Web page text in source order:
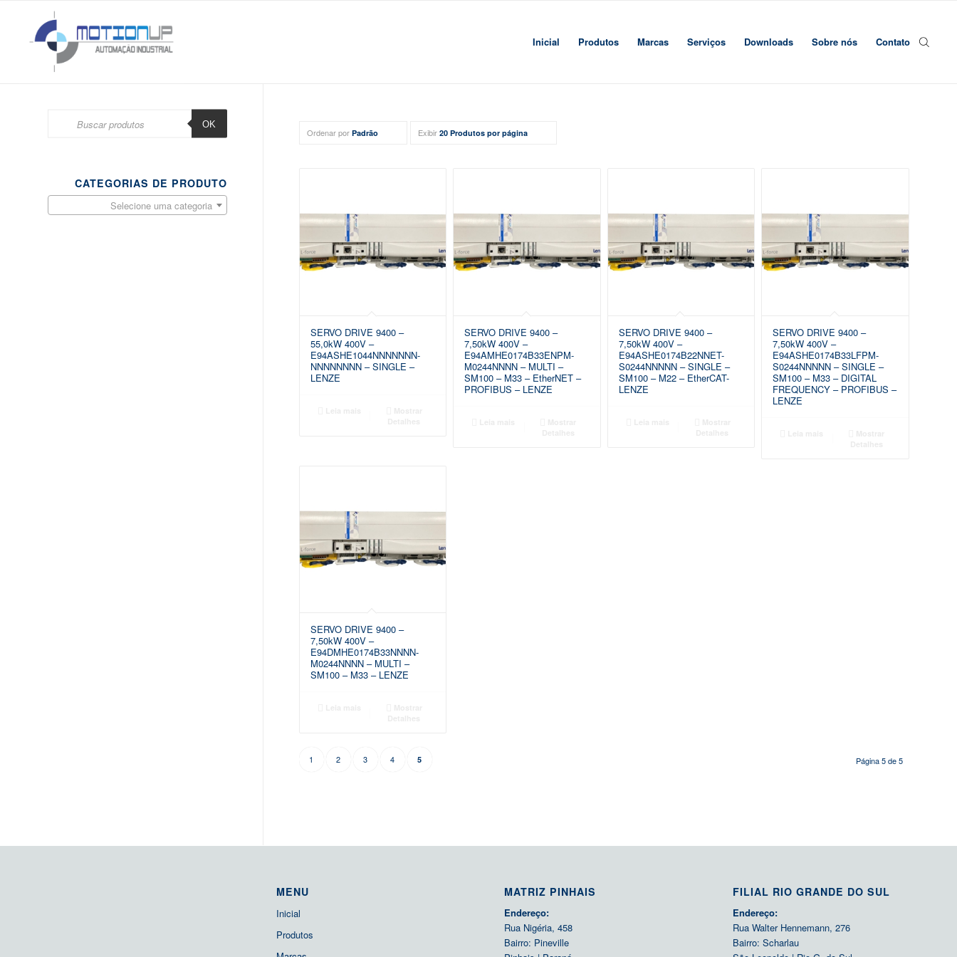
Inicial Produtos Marcas Serviços Downloads Sobre nós Contato
Ordenar por Padrão Exibir 20 Produtos por página
SERVO DRIVE 9400 –
55,0kW 400V –
E94ASHE1044NNNNNNN-
NNNNNNNN – SINGLE –
LENZE
SERVO DRIVE 9400 –
7,50kW 400V –
E94AMHE0174B33ENPM-
M0244NNNN – MULTI –
SM100 – M33 – EtherNET –
PROFIBUS – LENZE
SERVO DRIVE 9400 –
7,50kW 400V –
E94ASHE0174B22NNET-
S0244NNNNN – SINGLE –
SM100 – M22 – EtherCAT-
LENZE
SERVO DRIVE 9400 –
7,50kW 400V –
E94ASHE0174B33LFPM-
S0244NNNNN – SINGLE –
SM100 – M33 – DIGITAL
FREQUENCY – PROFIBUS –
LENZE
SERVO DRIVE 9400 –
7,50kW 400V –
E94DMHE0174B33NNNN-
M0244NNNN – MULTI –
SM100 – M33 – LENZE
Página 5 de 5
1 2 3 4 5
BUSCAR
OK
CATEGORIAS DE PRODUTO
Selecione uma categoria
MENU
Inicial
Produtos
MATRIZ PINHAIS
Endereço:
Rua Nigéria, 458
Bairro: Pineville
FILIAL RIO GRANDE DO SUL
Endereço:
Rua Walter Hennemann, 276
Bairro: Scharlau